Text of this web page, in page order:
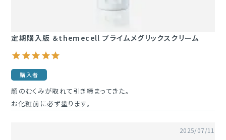
定期購入版 ＆themecell プライムメグリックスクリーム
購入者
顔のむくみが取れて引き締まってきた。
お化粧前に必ず塗ります。
2025/07/11